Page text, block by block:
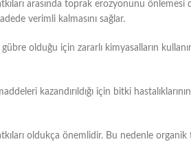
arasında toprak erozyonunu önlemesi
verimli kalmasını sağlar.
olduğu için zararlı kimyasalların
kazandırıldığı için bitki
oldukça önemlidir. Bu nedenle organik